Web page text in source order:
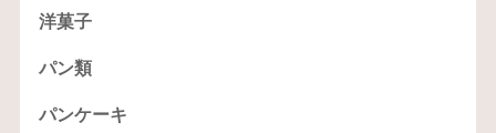
洋菓子
パン類
パンケーキ